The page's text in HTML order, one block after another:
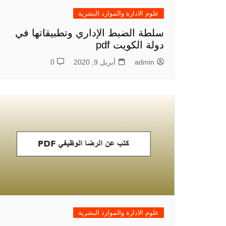
علوم الادارة والموارد البشرية
سلطة الضبط الإداري وتطبيقاتها في
دولة الكويت pdf
admin أبريل 9, 2020 0
علوم الادارة والموارد البشرية